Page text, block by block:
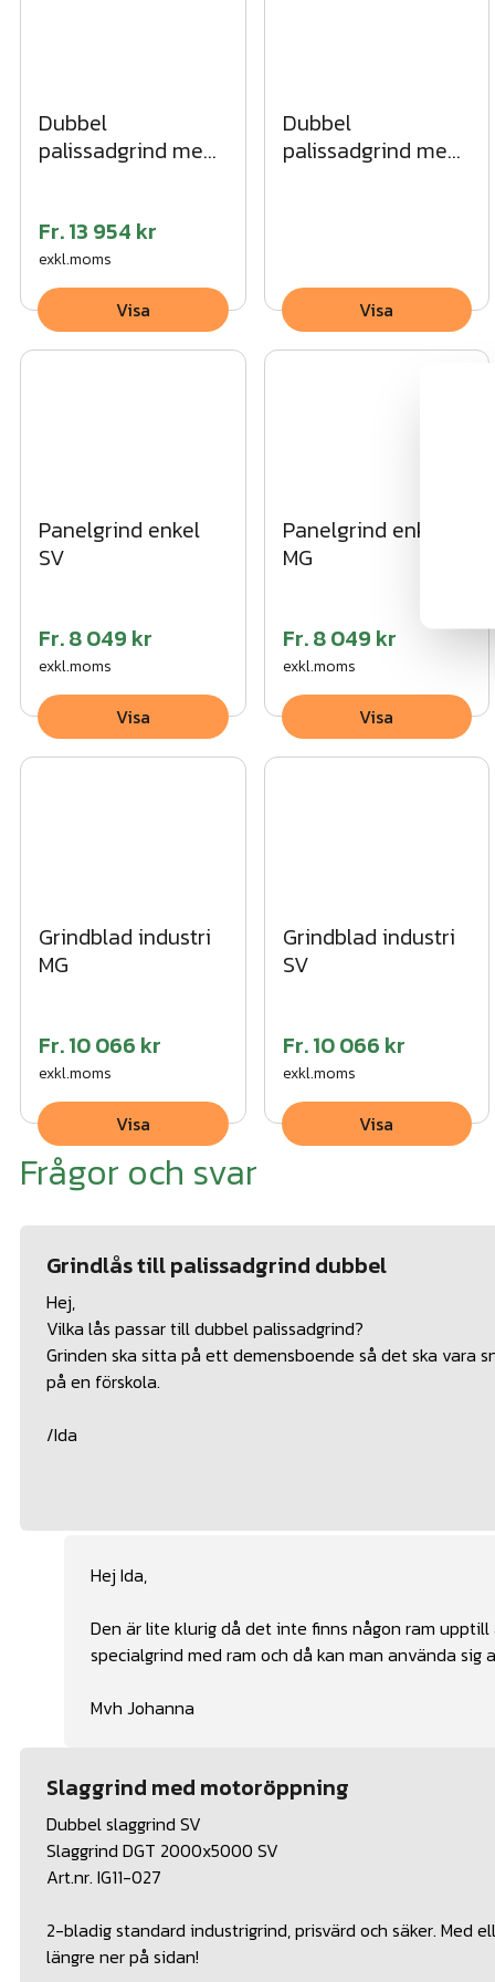
Dubbel
palissadgrind med
Fr.13 954 kr
exkl.moms
Visa
Dubbel
palissadgrind med
Visa
Panelgrind enkel
SV
Fr.8 049 kr
exkl.moms
Visa
Panelgrind enkel
MG
Fr.8 049 kr
exkl.moms
Visa
Grindblad industri
MG
Fr.10 066 kr
exkl.moms
Visa
Grindblad industri
SV
Fr.10 066 kr
exkl.moms
Visa
Frågor och svar
Grindlås till palissadgrind dubbel
Hej,
Vilka lås passar till dubbel palissadgrind?
Grinden ska sitta på ett demensboende så det ska vara
på en förskola.
/Ida
Hej Ida,
Den är lite klurig då det inte finns någon ram
specialgrind med ram och då kan man använda sig
Mvh Johanna
Slaggrind med motoröppning
Dubbel slaggrind SV
Slaggrind DGT 2000x5000 SV
Art.nr. IG11-027
2-bladig standard industrigrind, prisvärd och säker. Med
längre ner på sidan!